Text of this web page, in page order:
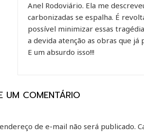
Anel Rodoviário. Ela me
carbonizadas se espalha. É
possível minimizar essas
a devida atenção as obras que
E um absurdo isso!!!
UM COMENTÁRIO
de e-mail não será publicado.